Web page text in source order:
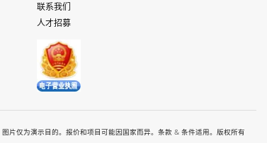
联系我们
人才招募
片仅为演示目的。报价和项目可能因国家而异。条款 & 条件适用。版权所有